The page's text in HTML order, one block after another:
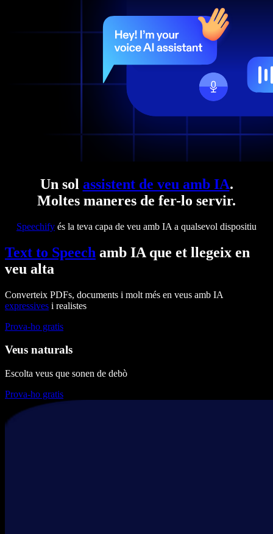
Un sol assistent de veu amb IA.
Moltes maneres de fer-lo servir.
Speechify és la teva capa de veu amb IA a qualsevol dispositiu
Text to Speech amb IA que et llegeix en
veu alta
Converteix PDFs, documents i molt més en veus amb IA
expressives i realistes
Prova-ho gratis
Veus naturals
Escolta veus que sonen de debò
Prova-ho gratis